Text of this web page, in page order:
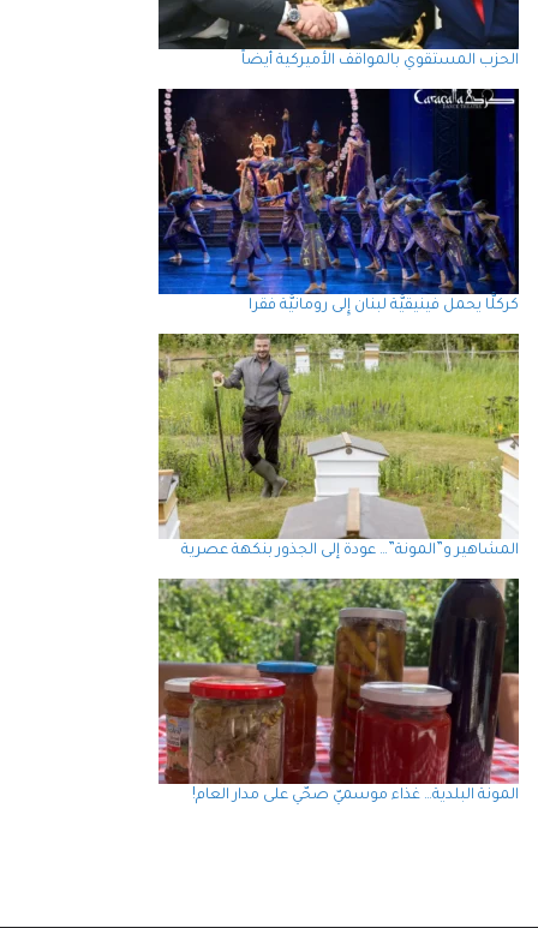
الحزب المستقوي بالمواقف الأميركية أيضاً
كركلَّا يحمل فينيقيَّة لبنان إِلى رومانيَّة فقرا
المشاهير و”المونة”… عودة إلى الجذور بنكهة عصرية
المونة البلدية… غذاء موسميّ صحّي على مدار العام!